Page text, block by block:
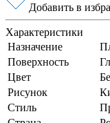
Добавить в
Характеристики
Назначение
Поверхность
Цвет
Рисунок
Стиль